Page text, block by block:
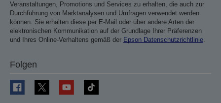
Veranstaltungen, Promotions und Services zu erhalten, die auch zur
Durchführung von Marktanalysen und Umfragen verwendet werden
können. Sie erhalten diese per E-Mail oder über andere Arten der
elektronischen Kommunikation auf der Grundlage Ihrer Präferenzen
und Ihres Online-Verhaltens gemäß der Epson Datenschutzrichtlinie.
Folgen